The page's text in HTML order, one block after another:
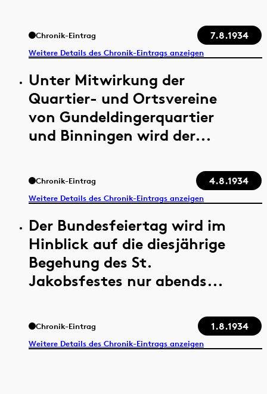
Chronik-Eintrag 7.8.1934
Weitere Details des Chronik-Eintrags anzeigen
Unter Mitwirkung der
Quartier- und Ortsvereine
von Gundeldingerquartier
und Binningen wird der...
Chronik-Eintrag 4.8.1934
Weitere Details des Chronik-Eintrags anzeigen
Der Bundesfeiertag wird im
Hinblick auf die diesjährige
Begehung des St.
Jakobsfestes nur abends...
Chronik-Eintrag 1.8.1934
Weitere Details des Chronik-Eintrags anzeigen